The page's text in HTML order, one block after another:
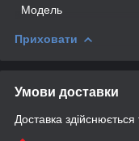
Модель
Приховати
Умови доставки
Доставка здійснюється